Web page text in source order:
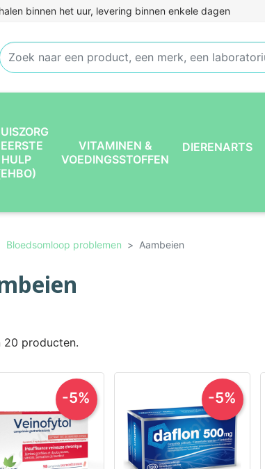
binnen het uur, levering binnen enkele dagen
HULP
VITAMINEN &
VOEDINGSSTOFFEN
DIERENARTS
Bloedsomloop problemen Aambeien
20 producten.
-5% -5%